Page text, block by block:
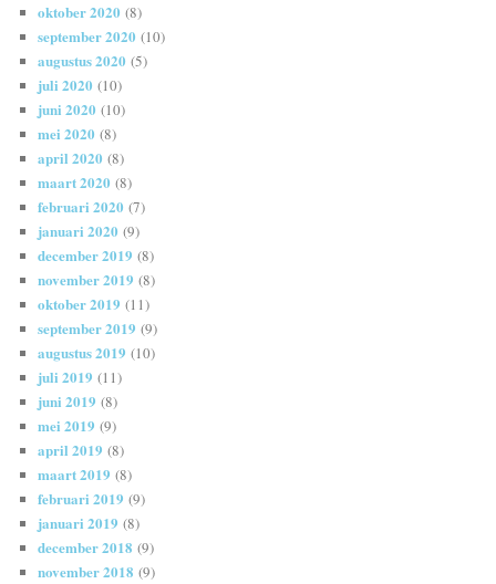
oktober 2020 (8)
september 2020 (10)
augustus 2020 (5)
juli 2020 (10)
juni 2020 (10)
mei 2020 (8)
april 2020 (8)
maart 2020 (8)
februari 2020 (7)
januari 2020 (9)
december 2019 (8)
november 2019 (8)
oktober 2019 (11)
september 2019 (9)
augustus 2019 (10)
juli 2019 (11)
juni 2019 (8)
mei 2019 (9)
april 2019 (8)
maart 2019 (8)
februari 2019 (9)
januari 2019 (8)
december 2018 (9)
november 2018 (9)